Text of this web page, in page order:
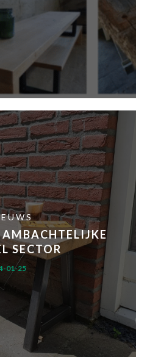
AMBACHTELIJKE
SECTOR
01-25